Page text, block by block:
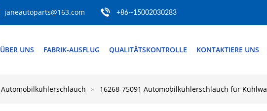
janeautoparts@163.com +86--15002030283
ÜBER UNS FABRIK-AUSFLUG QUALITÄTSKONTROLLE KONTAKTIERE UNS
Automobilkühlerschlauch 16268-75091 Automobilkühlerschlauch für